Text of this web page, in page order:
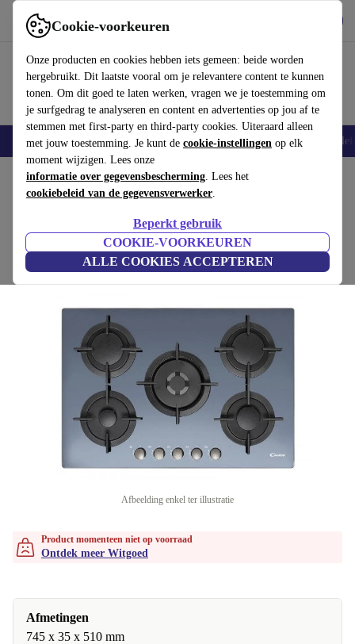
Cookie-voorkeuren
Onze producten en cookies hebben iets gemeen: beide worden
hergebruikt. Dit laatste vooral om je relevantere content te kunnen
tonen. Om dit goed te laten werken, vragen we je toestemming om
je surfgedrag te analyseren en content en advertenties op jou af te
stemmen met first-party en third-party cookies. Uiteraard alleen
met jouw toestemming. Je kunt de cookie-instellingen op elk
moment wijzigen. Lees onze
informatie over gegevensbescherming. Lees het
cookiebeleid van de gegevensverwerker.
Beperkt gebruik
COOKIE-VOORKEUREN
ALLE COOKIES ACCEPTEREN
Gebruik refurbed snel en eenvoudig
Smartphones Laptops Tablets Smartwatches Accessoires
Home Producten Huishouden Witgoed
Candy CVG75SWGX Gaskookplaat
zilver
(Beoordelingen worden verzameld)
Afbeelding enkel ter illustratie
Product momenteen niet op voorraad
Ontdek meer Witgoed
Afmetingen
745 x 35 x 510 mm